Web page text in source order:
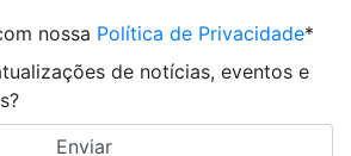
nossa Política de Privacidade*
de notícias, eventos e